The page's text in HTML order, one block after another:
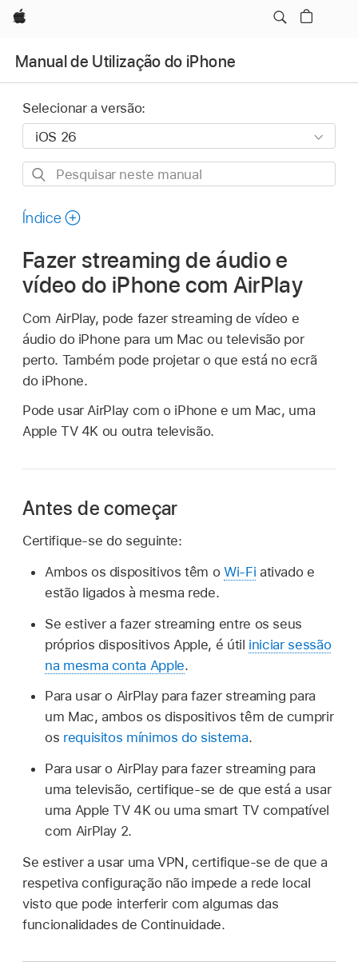
Apple
Manual de Utilização do iPhone
Selecionar a versão:
Pesquisar
manual
Índice
Fazer streaming de áudio e
vídeo do iPhone com AirPlay
Com AirPlay, pode fazer streaming de vídeo e
áudio do iPhone para um Mac ou televisão por
perto. Também pode projetar o que está no ecrã
do iPhone.
Pode usar AirPlay com o iPhone e um Mac, uma
Apple TV 4K ou outra televisão.
Antes de começar
Certifique-se do seguinte:
Ambos os dispositivos têm oWi-Fi ativado e
estão ligados à mesma rede.
Se estiver a fazer streaming entre os seus
próprios dispositivos Apple, é útil iniciar sessão
na mesma conta Apple.
Para usar o AirPlay para fazer streaming para
um Mac, ambos os dispositivos têm de cumprir
os requisitos mínimos do sistema.
Para usar o AirPlay para fazer streaming para
uma televisão, certifique-se de que está a usar
uma Apple TV 4K ou uma smart TV compatível
com AirPlay 2.
Se estiver a usar uma VPN, certifique-se de que a
respetiva configuração não impede a rede local
visto que pode interferir com algumas das
funcionalidades de Continuidade.